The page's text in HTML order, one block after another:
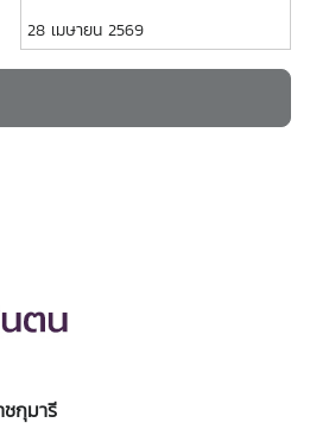
นิทรรศการ ครั้งที่ 12 ทรัพยากร
ไทย : หวนดูทรัพย์สิ่งสินตน ยินดี
มหาวิทยาลัยแม่โจ้ จังหวัด
28 เมษายน 2569
กุมารี